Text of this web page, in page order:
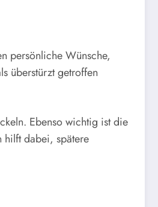
persönliche Wünsche,
überstürzt getroffen
Ebenso wichtig ist die
hilft dabei, spätere